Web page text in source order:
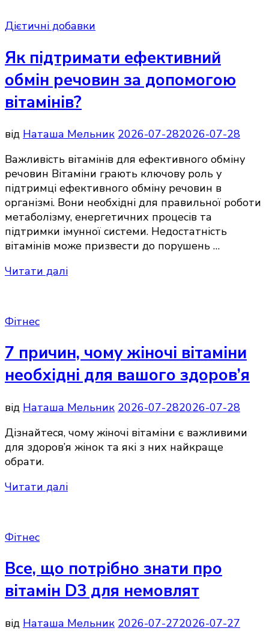
Дієтичні добавки
Як підтримати ефективний
обмін речовин за допомогою
вітамінів?
від Наташа Мельник 2026-07-282026-07-28
Важливість вітамінів для ефективного обміну
речовин Вітаміни грають ключову роль у
підтримці ефективного обміну речовин в
організмі. Вони необхідні для правильної роботи
метаболізму, енергетичних процесів та
підтримки імунної системи. Недостатність
вітамінів може призвести до порушень …
Читати далі
Фітнес
7 причин, чому жіночі вітаміни
необхідні для вашого здоров’я
від Наташа Мельник 2026-07-282026-07-28
Дізнайтеся, чому жіночі вітаміни є важливими
для здоров’я жінок та які з них найкраще
обрати.
Читати далі
Фітнес
Все, що потрібно знати про
вітамін D3 для немовлят
від Наташа Мельник 2026-07-272026-07-27